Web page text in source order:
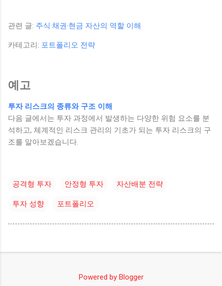
관련 글: 주식·채권·현금 자산의 역할 이해
카테고리: 포트폴리오 전략
예고
투자 리스크의 종류와 구조 이해
다음 글에서는 투자 과정에서 발생하는 다양한 위험 요소를 분
석하고, 체계적인 리스크 관리의 기초가 되는 투자 리스크의 구
조를 알아보겠습니다.
공격형 투자 안정형 투자 자산배분 전략
투자 성향 포트폴리오
Powered by Blogger